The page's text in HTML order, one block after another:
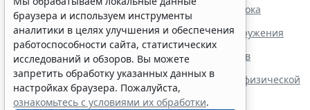
Владимир Путин подписал закон о продлении срока
действия "гаражной амнистии"
Минюст России разработал проект о сроке обнаружения
недостатков товара
Правила формирования наблюдательных советов
автономных учреждений обновили
В РФ определены коды агрегатного состояния и физической
формы видов отходов
браузера и используем инструменты
аналитики в целях улучшения и обеспечения
работоспособности сайта, статистических
исследований и обзоров. Вы можете
запретить обработку указанных данных в
настройках браузера. Пожалуйста,
ознакомьтесь с условиями их обработки.